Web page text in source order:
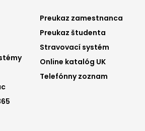
Footer
menu
2
Preukaz zamestnanca
Preukaz študenta
Stravovací systém
Online katalóg UK
Telefónny zoznam